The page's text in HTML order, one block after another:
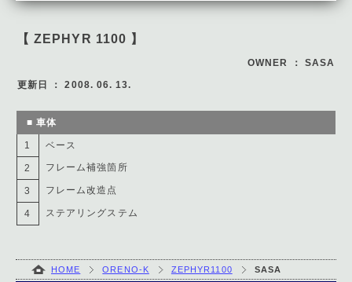
【 ZEPHYR 1100 】
OWNER ： SASA
更新日 ： 2008. 06. 13.
■ 車体
1 ベース
2 フレーム補強箇所
3 フレーム改造点
4 ステアリングステム
HOME ORENO-K ZEPHYR1100 SASA